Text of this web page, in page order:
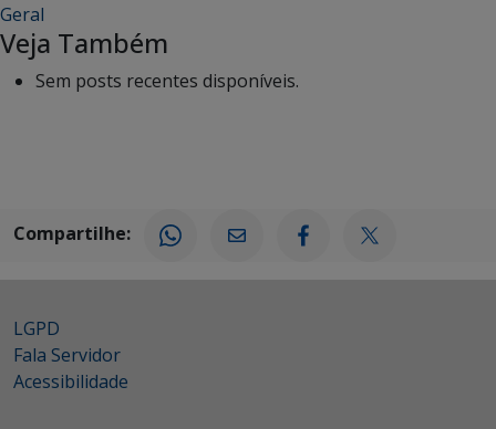
Geral
Veja Também
Sem posts recentes disponíveis.
Compartilhe:
LGPD
Fala Servidor
Acessibilidade